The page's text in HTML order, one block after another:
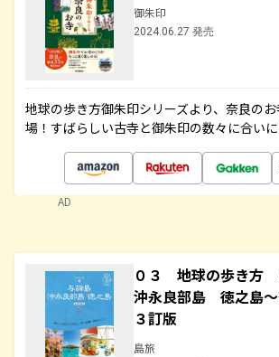
御朱印
2024.06.27 発売
地球の歩き方御朱印シリーズより、奈良の
場！すばらしい古寺と御朱印の数々に合い
AD
０３ 地球の歩き
沖永良部島 徳之島
３訂版
島旅